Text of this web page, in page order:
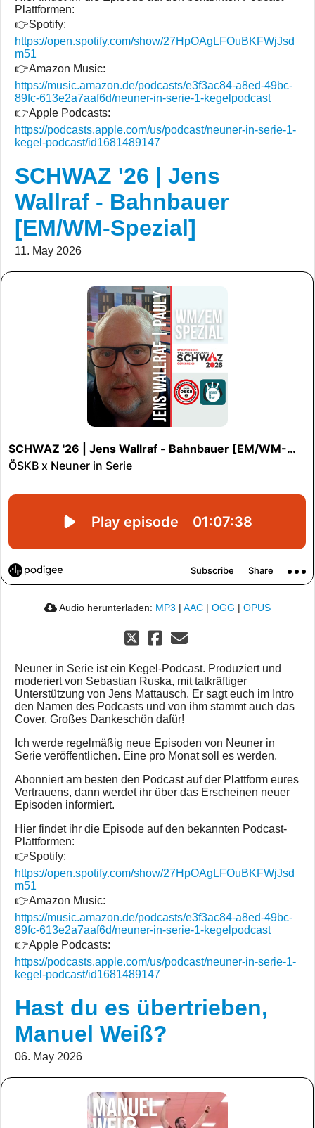
Plattformen:
👉Spotify:
https://open.spotify.com/show/27HpOAgLFOuBKFWjJsd
m51
👉Amazon Music:
https://music.amazon.de/podcasts/e3f3ac84-a8ed-49bc-
89fc-613e2a7aaf6d/neuner-in-serie-1-kegelpodcast
👉Apple Podcasts:
https://podcasts.apple.com/us/podcast/neuner-in-serie-1-
kegel-podcast/id1681489147
SCHWAZ '26 | Jens
Wallraf - Bahnbauer
[EM/WM-Spezial]
11. May 2026
Audio herunterladen: MP3 | AAC | OGG | OPUS
Neuner in Serie ist ein Kegel-Podcast. Produziert und
moderiert von Sebastian Ruska, mit tatkräftiger
Unterstützung von Jens Mattausch. Er sagt euch im Intro
den Namen des Podcasts und von ihm stammt auch das
Cover. Großes Dankeschön dafür!
Ich werde regelmäßig neue Episoden von Neuner in
Serie veröffentlichen. Eine pro Monat soll es werden.
Abonniert am besten den Podcast auf der Plattform eures
Vertrauens, dann werdet ihr über das Erscheinen neuer
Episoden informiert.
Hier findet ihr die Episode auf den bekannten Podcast-
Plattformen:
👉Spotify:
https://open.spotify.com/show/27HpOAgLFOuBKFWjJsd
m51
👉Amazon Music:
https://music.amazon.de/podcasts/e3f3ac84-a8ed-49bc-
89fc-613e2a7aaf6d/neuner-in-serie-1-kegelpodcast
👉Apple Podcasts:
https://podcasts.apple.com/us/podcast/neuner-in-serie-1-
kegel-podcast/id1681489147
Hast du es übertrieben,
Manuel Weiß?
06. May 2026